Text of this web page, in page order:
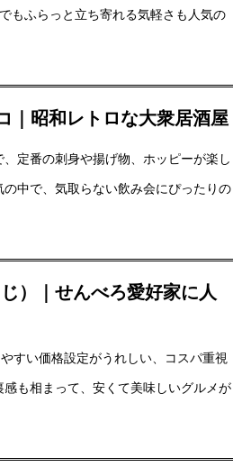
もふらっと立ち寄れる気軽さも人気の
｜昭和レトロな大衆居酒屋
定番の刺身や揚げ物、ホッピーが楽し
中で、気取らない飲み会にぴったりの
）｜せんべろ愛好家に人
すい価格設定がうれしい、コスパ重視
も相まって、安くて美味しいグルメが